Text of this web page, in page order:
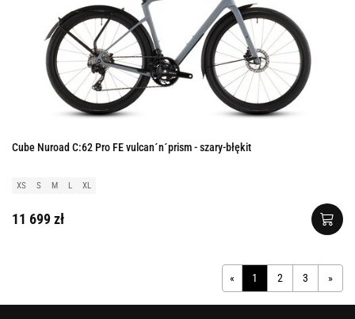
Cube Nuroad C:62 Pro FE vulcan´n´prism - szary-błękit
XS S M L XL
11 699 zł
« 1 2 3 »